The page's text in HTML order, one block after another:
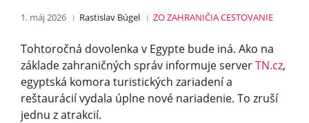
1. máj 2026 Rastislav Búgel ZO ZAHRANIČIACESTOVANIE
Tohtoročná dovolenka v Egypte bude iná. Ako na
základe zahraničných správ informuje serverTN.cz,
egyptská komora turistických zariadení a
reštaurácií vydala úplne nové nariadenie. To zruší
jednu z atrakcií.